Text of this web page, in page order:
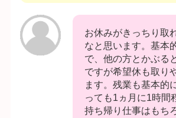
お休みがきっちり取
なと思います。基本
で、他の方とかぶる
ですが希望休も取り
ます。残業も基本的
っても1ヵ月に1時間
持ち帰り仕事はもち